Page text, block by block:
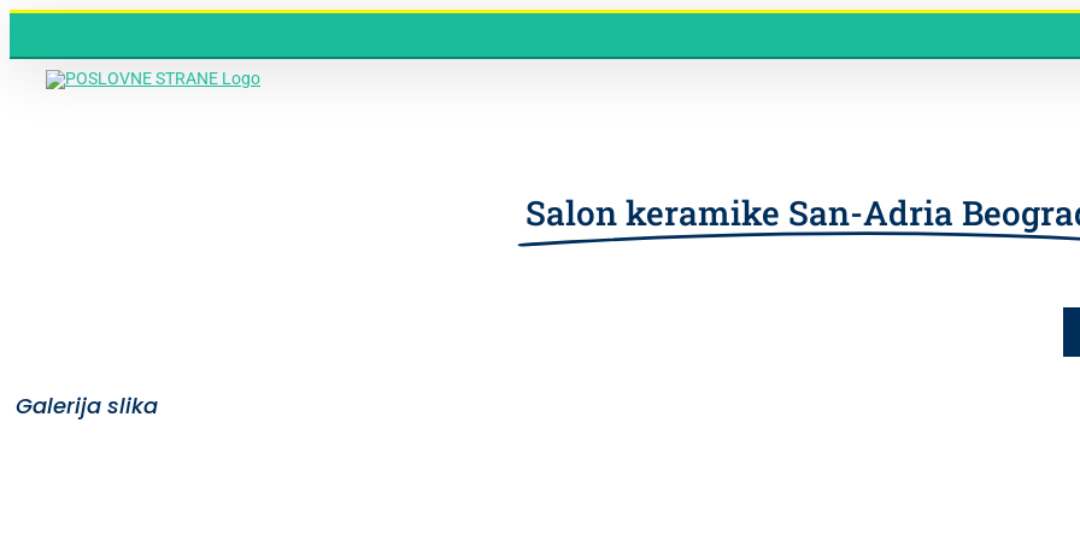
content
Salon keramike San-Adria
Galerija slika